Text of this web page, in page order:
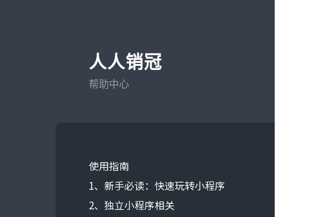
人人销冠
帮助中心
使用指南
1、新手必读：快速玩转小程序
2、独立小程序相关